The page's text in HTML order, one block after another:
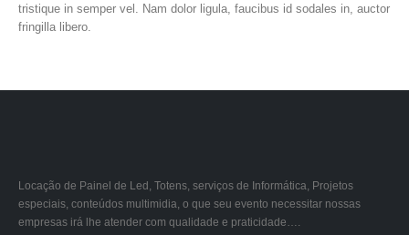
tristique in semper vel. Nam dolor ligula, faucibus id sodales in, auctor
fringilla libero.
Locação de Painel de Led, Totens, serviços de Informática, Projetos
especiais, conteúdos multimidia, o que seu evento necessitar nossas
empresas irá lhe atender com qualidade e praticidade….